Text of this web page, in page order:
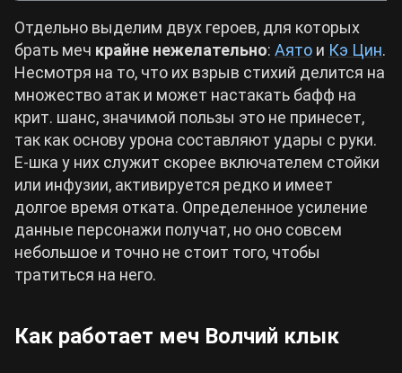
Отдельно выделим двух героев, для которых
брать меч крайне нежелательно: Аято и Кэ Цин.
Несмотря на то, что их взрыв стихий делится на
множество атак и может настакать бафф на
крит. шанс, значимой пользы это не принесет,
так как основу урона составляют удары с руки.
Е-шка у них служит скорее включателем стойки
или инфузии, активируется редко и имеет
долгое время отката. Определенное усиление
данные персонажи получат, но оно совсем
небольшое и точно не стоит того, чтобы
тратиться на него.
Как работает меч Волчий клык